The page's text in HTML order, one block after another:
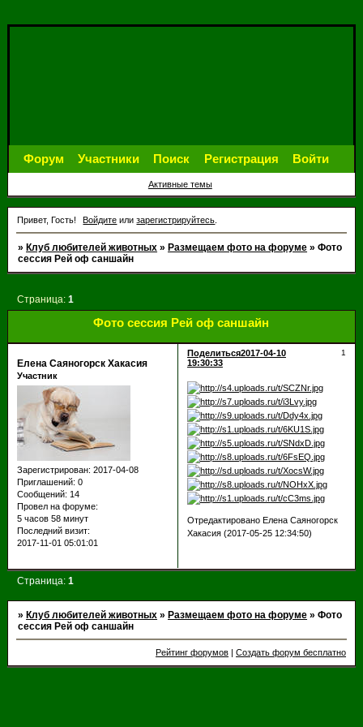
Форум Участники Поиск Регистрация Войти
Активные темы
Привет, Гость! Войдите илизарегистрируйтесь
»Клуб любителей животных »Размещаем фото на форуме »Фото
сессия Рей оф саншайн
Фото сессия Рей оф саншайн
Страница:1
Поделиться 1
2017-04-10
19:30:33
Елена Саяногорск Хакасия
Участник
Зарегистрирован: 2017-04-08
Приглашений: 0
Сообщений: 14
Провел на форуме:
5 часов 58 минут
Последний визит:
2017-11-01 05:01:01
Отредактировано Елена Саяногорск
Хакасия (2017-05-25 12:34:50)
Страница:1
» Клуб любителей животных » Размещаем фото на форуме »Фото
сессия Рей оф саншайн
Рейтинг форумов |Создать форум бесплатно